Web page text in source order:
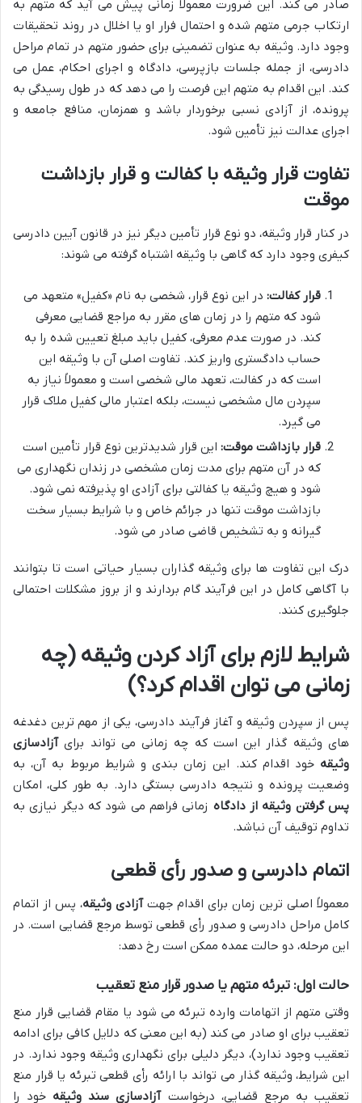
صادر می کند. این ضرورت معمولاً زمانی پیش می آید که متهم به
ارتکاب جرمی متهم شده و احتمال فرار او یا اخلال در روند تحقیقات
وجود دارد. وثیقه به عنوان تضمینی برای حضور متهم در تمام مراحل
دادرسی، از جمله جلسات بازپرسی، دادگاه و اجرای احکام، عمل می
کند. این اقدام به متهم این فرصت را می دهد که در طول رسیدگی به
پرونده، از آزادی نسبی برخوردار باشد و همزمان، منافع جامعه و
اجرای عدالت نیز تأمین شود.
تفاوت قرار وثیقه با کفالت و قرار بازداشت
موقت
در کنار قرار وثیقه، دو نوع قرار تأمین دیگر نیز در قانون آیین دادرسی
کیفری وجود دارد که گاهی با وثیقه اشتباه گرفته می شوند:
قرار کفالت: در این نوع قرار، شخصی به نام «کفیل» متعهد می
شود که متهم را در زمان های مقرر به مراجع قضایی معرفی
کند. در صورت عدم معرفی، کفیل باید مبلغ تعیین شده را به
حساب دادگستری واریز کند. تفاوت اصلی آن با وثیقه این
است که در کفالت، تعهد مالی شخصی است و معمولاً نیاز به
سپردن مال مشخصی نیست، بلکه اعتبار مالی کفیل ملاک قرار
می گیرد.
قرار بازداشت موقت: این قرار شدیدترین نوع قرار تأمین است
که در آن متهم برای مدت زمان مشخصی در زندان نگهداری می
شود و هیچ وثیقه یا کفالتی برای آزادی او پذیرفته نمی شود.
بازداشت موقت تنها در جرائم خاص و با شرایط بسیار سخت
گیرانه و به تشخیص قاضی صادر می شود.
درک این تفاوت ها برای وثیقه گذاران بسیار حیاتی است تا بتوانند
با آگاهی کامل در این فرآیند گام بردارند و از بروز مشکلات احتمالی
جلوگیری کنند.
شرایط لازم برای آزاد کردن وثیقه (چه
زمانی می توان اقدام کرد؟)
پس از سپردن وثیقه و آغاز فرآیند دادرسی، یکی از مهم ترین دغدغه
های وثیقه گذار این است که چه زمانی می تواند برایآزادسازی
وثیقه خود اقدام کند. این زمان بندی و شرایط مربوط به آن، به
وضعیت پرونده و نتیجه دادرسی بستگی دارد. به طور کلی، امکان
پس گرفتن وثیقه از دادگاه زمانی فراهم می شود که دیگر نیازی به
تداوم توقیف آن نباشد.
اتمام دادرسی و صدور رأی قطعی
معمولاً اصلی ترین زمان برای اقدام جهتآزادی وثیقه، پس از اتمام
کامل مراحل دادرسی و صدور رأی قطعی توسط مرجع قضایی است. در
این مرحله، دو حالت عمده ممکن است رخ دهد:
حالت اول: تبرئه متهم یا صدور قرار منع تعقیب
وقتی متهم از اتهامات وارده تبرئه می شود یا مقام قضایی قرار منع
تعقیب برای او صادر می کند (به این معنی که دلایل کافی برای ادامه
تعقیب وجود ندارد)، دیگر دلیلی برای نگهداری وثیقه وجود ندارد. در
این شرایط، وثیقه گذار می تواند با ارائه رأی قطعی تبرئه یا قرار منع
تعقیب به مرجع قضایی، درخواستآزادسازی سند وثیقه خود را